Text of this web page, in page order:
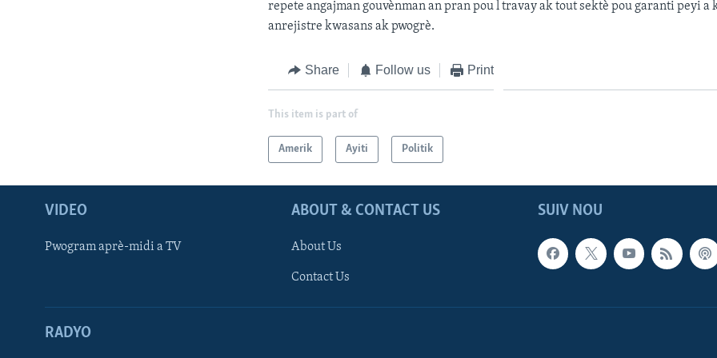
repete angajman gouvènman an pran pou l travay ak tout sektè pou garantipeyi a
anrejistrekwasans ak pwogrè.
Share Follow us Print
This item is part of
Amerik Ayiti Politik
SUIV NOU
VIDEO
Pwogram aprè-midi a TV
ABOUT & CONTACT US
About Us
Contact Us
RADYO